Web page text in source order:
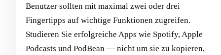
Benutzer sollten mit maximal zwei oder drei
Fingertipps auf wichtige Funktionen zugreifen.
Studieren Sie erfolgreiche Apps wie Spotify, Apple
Podcasts und PodBean — nicht um sie zu kopieren,